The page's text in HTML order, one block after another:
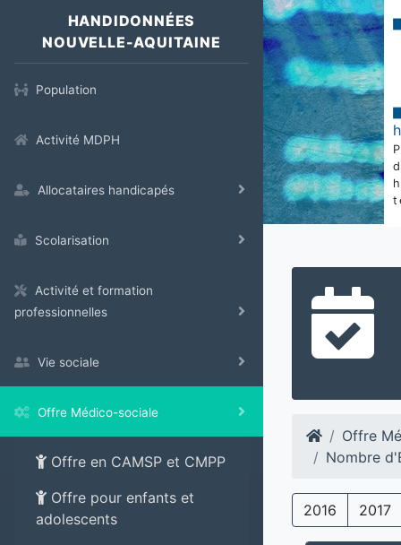
HANDIDONNÉES
NOUVELLE-AQUITAINE
Population
Activité MDPH
Allocataires handicapés
Scolarisation
Activité et formation
professionnelles
Vie sociale
Offre Médico-sociale
Offre en CAMSP et CMPP
Offre pour enfants et
adolescents
Offre
Nombre
2016 2017